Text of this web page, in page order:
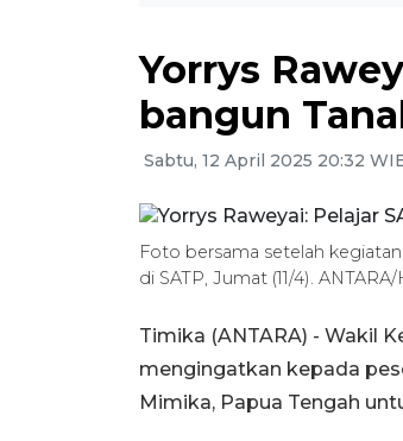
Yorrys
bangun
Sabtu, 12 April 2025 20:32
Foto bersama setelah
di SATP, Jumat (11/4).
Timika (ANTARA) - Wakil
mengingatkan kepada
Mimika, Papua Tengah